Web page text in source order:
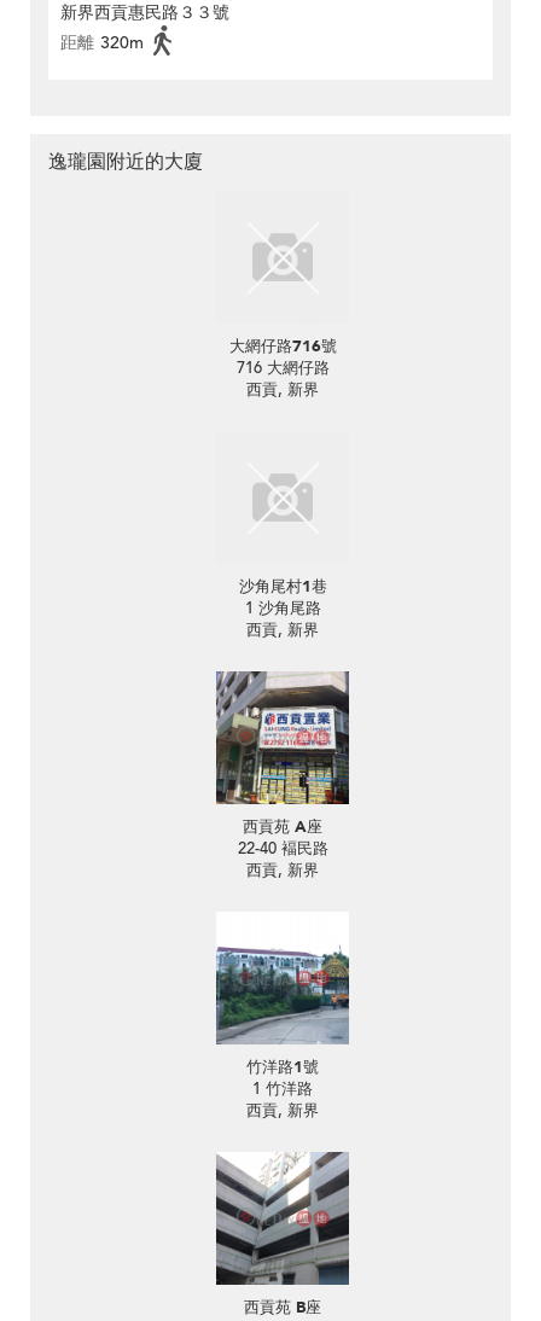
新界西貢惠民路３３號
距離 320m
逸瓏園附近的大廈
大網仔路716號
716 大網仔路
西貢, 新界
沙角尾村1巷
1 沙角尾路
西貢, 新界
西貢苑 A座
22-40 褔民路
西貢, 新界
竹洋路1號
1 竹洋路
西貢, 新界
西貢苑 B座